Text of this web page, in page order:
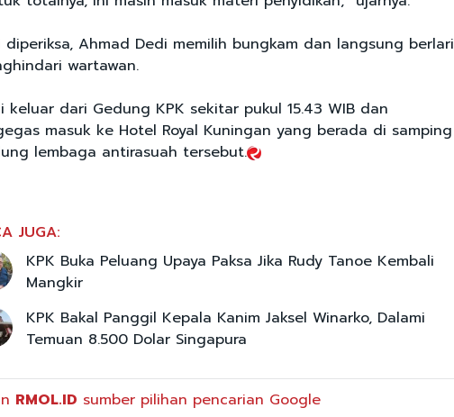
diperiksa, Ahmad Dedi memilih bungkam dan langsung berlari
wartawan.
keluar dari Gedung KPK sekitar pukul 15.43 WIB dan
masuk ke Hotel Royal Kuningan yang berada di samping
lembaga antirasuah tersebut.
JUGA:
KPK Buka Peluang Upaya Paksa Jika Rudy Tanoe Kembali
Mangkir
KPK Bakal Panggil Kepala Kanim Jaksel Winarko, Dalami
Temuan 8.500 Dolar Singapura
RMOL.ID sumber pilihan pencarian Google